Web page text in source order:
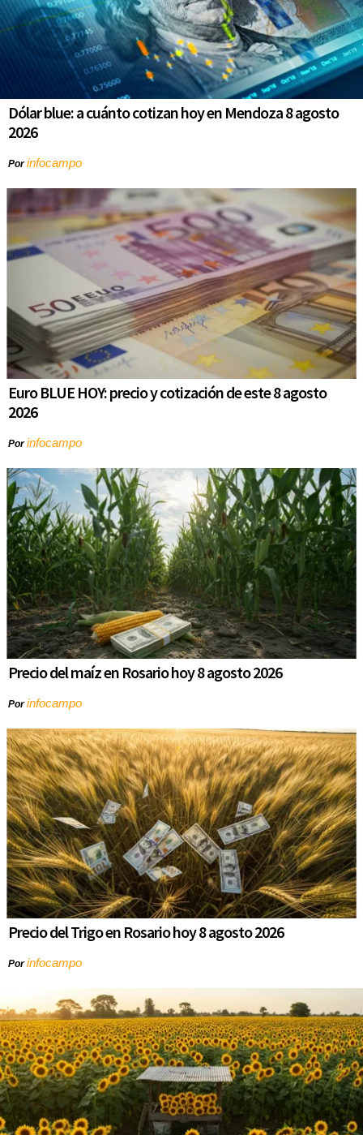
Dólar blue: a cuánto cotizan hoy en Mendoza 8 agosto
2026
Porinfocampo
Euro BLUE HOY: precio y cotización de este 8 agosto
2026
Porinfocampo
Precio del maíz en Rosario hoy 8 agosto 2026
Porinfocampo
Precio del Trigo en Rosario hoy 8 agosto 2026
Porinfocampo